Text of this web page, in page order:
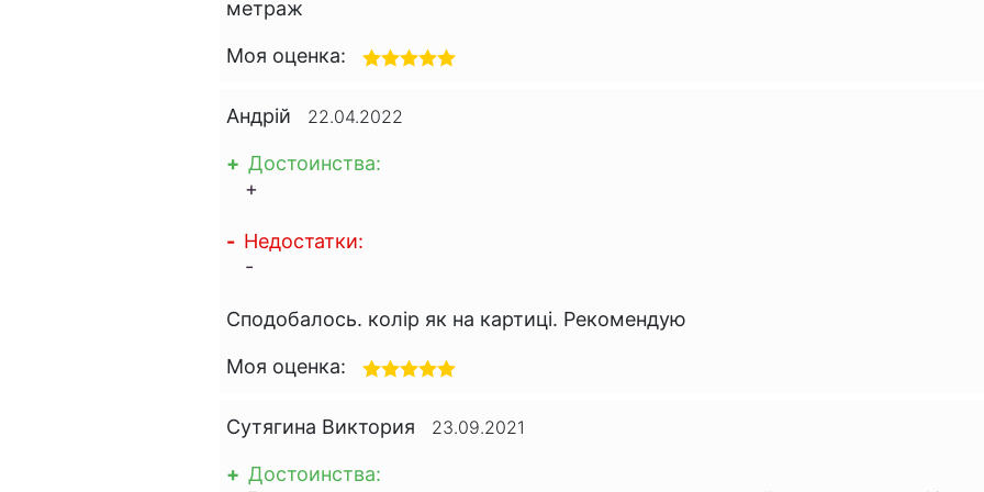
метраж
Моя оценка:
Андрій 22.04.2022
+ Достоинства:
+
- Недостатки:
-
Сподобалось. колір як на картиці. Рекомендую
Моя оценка:
Сутягина Виктория 23.09.2021
+ Достоинства: